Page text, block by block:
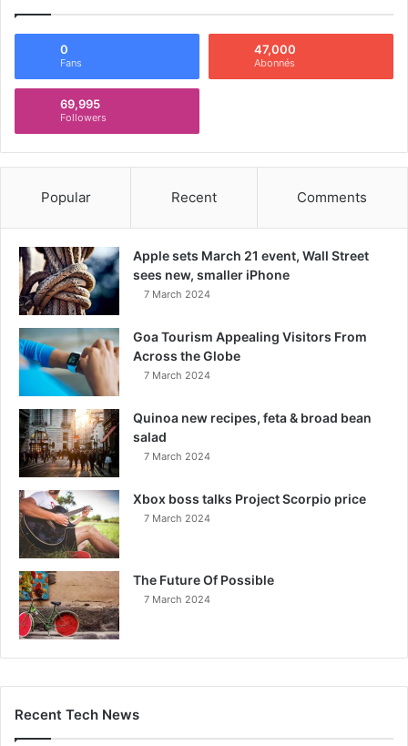
0
Fans
47,000
Abonnés
69,995
Followers
Popular Recent Comments
Apple sets March 21 event, Wall Street
sees new, smaller iPhone
7 March 2024
Goa Tourism Appealing Visitors From
Across the Globe
7 March 2024
Quinoa new recipes, feta & broad bean
salad
7 March 2024
Xbox boss talks Project Scorpio price
7 March 2024
The Future Of Possible
7 March 2024
Recent Tech News